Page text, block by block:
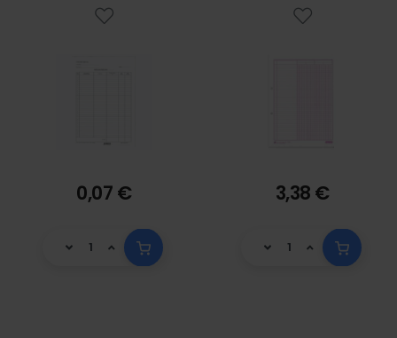
0,07 € 3,38 €